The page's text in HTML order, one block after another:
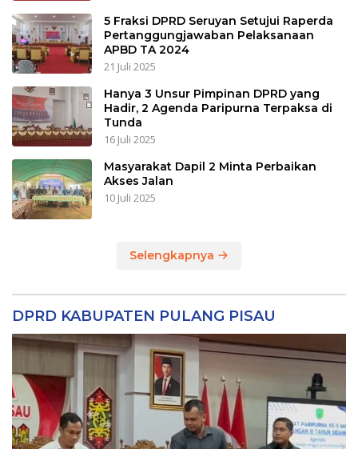
5 Fraksi DPRD Seruyan Setujui Raperda
Pertanggungjawaban Pelaksanaan
APBD TA 2024
21 Juli 2025
Hanya 3 Unsur Pimpinan DPRD yang
Hadir, 2 Agenda Paripurna Terpaksa di
Tunda
16 Juli 2025
Masyarakat Dapil 2 Minta Perbaikan
Akses Jalan
10 Juli 2025
Selengkapnya
DPRD KABUPATEN PULANG PISAU